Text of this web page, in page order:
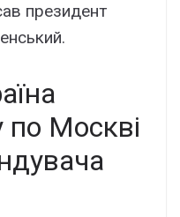
президент
по Москві